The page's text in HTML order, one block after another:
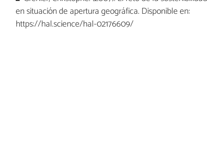
en situación de apertura geográfica. Disponible en:
https://hal.science/hal-02176609/